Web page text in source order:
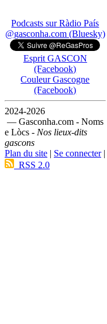
Podcasts sur Ràdio País
@gasconha.com (Bluesky)
Esprit GASCON
(Facebook)
Couleur Gascogne
(Facebook)
2024-2026
— Gasconha.com - Noms
e Lòcs - Nos lieux-dits
gascons
Plan du site | Se connecter|
RSS 2.0